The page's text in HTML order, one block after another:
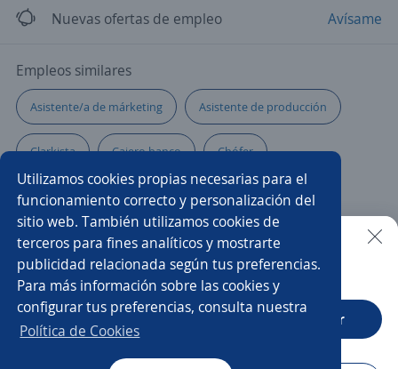
Nuevas ofertas de empleo Avísame
Empleos similares
Asistente/a de márketing Asistente de producción
Clarkista Cajero banco Chófer
Asistente/a de negocios Coordinador/a
Vendedor/a Chófer de reparto
Gerente de seguridad patrimonial Back office
Promotor de ventas comisionista Asistente comercial
Buscar es más fácil en la app
CT App Abrir
Utilizamos cookies propias necesarias para el
funcionamiento correcto y personalización del
sitio web. También utilizamos cookies de
terceros para fines analíticos y mostrarte
publicidad relacionada según tus preferencias.
Para más información sobre las cookies y
configurar tus preferencias, consulta nuestra
Política de Cookies